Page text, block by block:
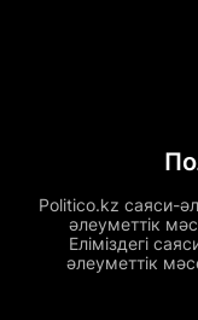
Politico.kz саяси-
әлеуметтік
Еліміздегі
әлеуметтік